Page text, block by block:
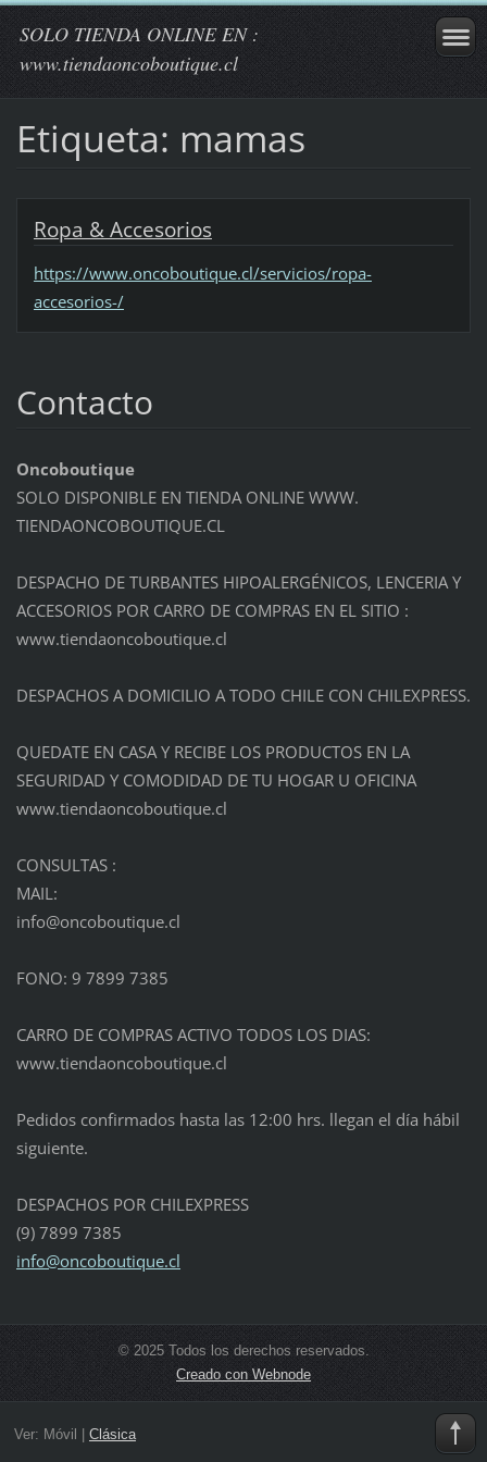
SOLO TIENDA ONLINE EN :
www.tiendaoncoboutique.cl
Etiqueta: mamas
Ropa & Accesorios
https://www.oncoboutique.cl/servicios/ropa-
accesorios-/
Contacto
Oncoboutique
SOLO DISPONIBLE EN TIENDA ONLINE WWW.
TIENDAONCOBOUTIQUE.CL
DESPACHO DE TURBANTES HIPOALERGÉNICOS, LENCERIA Y
ACCESORIOS POR CARRO DE COMPRAS EN EL SITIO :
www.tiendaoncoboutique.cl
DESPACHOS A DOMICILIO A TODO CHILE CON CHILEXPRESS.
QUEDATE EN CASA Y RECIBE LOS PRODUCTOS EN LA
SEGURIDAD Y COMODIDAD DE TU HOGAR U OFICINA
www.tiendaoncoboutique.cl
CONSULTAS :
MAIL:
info@oncoboutique.cl
FONO: 9 7899 7385
CARRO DE COMPRAS ACTIVO TODOS LOS DIAS:
www.tiendaoncoboutique.cl
Pedidos confirmados hasta las 12:00 hrs. llegan el día hábil
siguiente.
DESPACHOS POR CHILEXPRESS
(9) 7899 7385
info@oncoboutique.cl
© 2025 Todos los derechos reservados.
Creado con Webnode
Ver: Móvil Clásica